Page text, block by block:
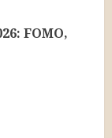
FOMO,